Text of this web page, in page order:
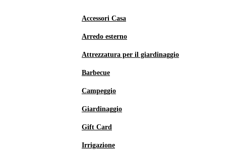
Accessori Casa
Arredo esterno
Attrezzatura per il giardinaggio
Barbecue
Campeggio
Giardinaggio
Gift Card
Irrigazione